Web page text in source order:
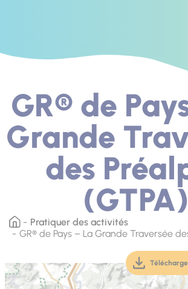
GR® de
Grande
des
(GTPA)
Pratiquer des activités
GR® de Pays – La Grande Traversée